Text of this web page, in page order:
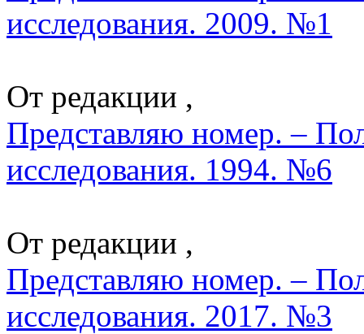
исследования. 2009. №1
От редакции ,
Представляю номер. –
исследования. 1994. №6
От редакции ,
Представляю номер. –
исследования. 2017. №3